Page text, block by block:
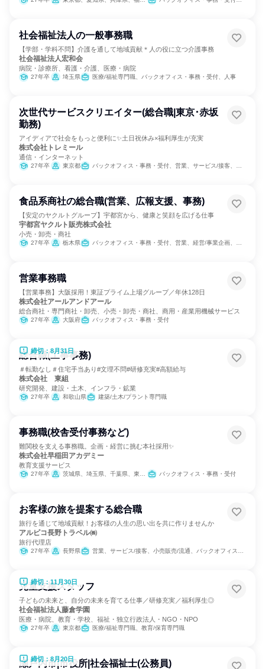
社会福祉法人の一般事務職
【学部・学科不問】介護を通して地域貢献＊人の役に立つ介護事務
社会福祉法人宏和会
病院・診療所、看護・介護、医療・病院
27年卒 埼玉県 医療/福祉専門職、バックオフィス・事務・受付、人事
次世代サービスクリエイター(総合職|東京･赤坂
勤務)
アイディアで社会をもっと便利に✨土日祝休み×福利厚生が充実
株式会社トレミール
通信・インターネット
27年卒 東京都 バックオフィス・事務・受付、営業、サービス/接客、経営/事業企画、SCM/生産管理/購買/物流、組織運営管理・公務員・事務系職種、出版/メディア/芸能/エンタメ専門職、クリエイティブ/デザイン職、商品企画、マーケティング・広告・宣伝
食品系商社の総合職(営業、広報支援、事務)
【安定のヤクルトグループ】宇都宮から、健康と笑顔を広げる仕事
宇都宮ヤクルト販売株式会社
小売・卸売・商社
27年卒 栃木県 バックオフィス・事務・受付、営業、経営/事業企画、経理/税務/財務、総務、広報/IR
営業事務職
【営業事務】大阪採用！東証プライム上場グループ／年休128日
株式会社アールアンドアール
総合商社・専門商社・卸売、小売・卸売・商社、商用・産業用機械サービス
27年卒 大阪府 バックオフィス・事務・受付
締切：8月31日
総合職(工事事務)
＃転勤なし＃住宅手当あり#文理不問#研修充実#高額給与
株式会社 東組
研究開発、建設・土木、インフラ・鉱業
27年卒 和歌山県 建築/土木/プラント専門職
事務職(校舎受付事務など)
難関校を支える事務職。企画・経営に挑む本社採用✨
株式会社早稲田アカデミー
教育支援サービス
27年卒 茨城県、埼玉県、千葉県、東京都、神奈川県 バックオフィス・事務・受付
お客様の旅を提案する総合職
旅行を通じて地域貢献！お客様の人生の思い出を共に作りませんか
アルピコ長野トラベル㈱
旅行代理店
27年卒 長野県 営業、サービス/接客、小売販売/流通、バックオフィス・事務・受付
締切：11月30日
児童支援スタッフ
子どもの未来と、自分の未来を育てる仕事／研修充実／福利厚生◎
社会福祉法人藤倉学園
医療・病院、教育・学校、福祉・独立行政法人・NGO・NPO
27年卒 東京都 医療/福祉専門職、教育/保育専門職
締切：8月20日
瀬戸内市|市役所|社会福祉士(公務員)